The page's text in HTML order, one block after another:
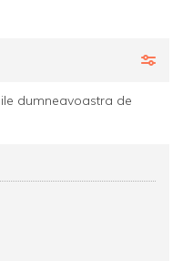
dumneavoastra de